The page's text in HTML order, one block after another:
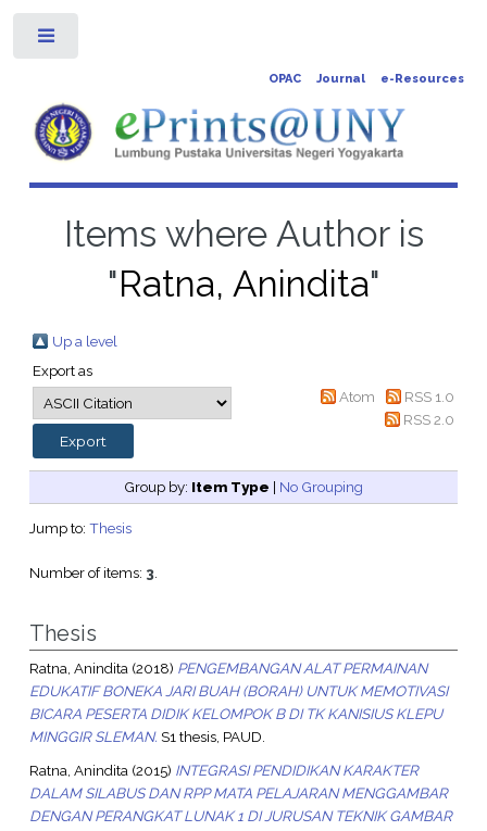
OPAC Journal e-Resources
Items where Author is
"Ratna, Anindita"
Up a level
Export as
Atom
RSS 1.0
RSS 2.0
Group by: Item Type | No Grouping
Jump to: Thesis
Number of items: 3.
Thesis
Ratna, Anindita(2018) PENGEMBANGAN ALAT PERMAINAN
EDUKATIF BONEKA JARI BUAH (BORAH) UNTUK MEMOTIVASI
BICARA PESERTA DIDIK KELOMPOK B DI TK KANISIUS KLEPU
MINGGIR SLEMAN. S1 thesis, PAUD.
Ratna, Anindita (2015) INTEGRASI PENDIDIKAN KARAKTER
DALAM SILABUS DAN RPP MATA PELAJARAN MENGGAMBAR
DENGAN PERANGKAT LUNAK 1 DI JURUSAN TEKNIK GAMBAR